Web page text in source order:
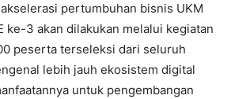
pertumbuhan bisnis UKM
ke-3 akan dilakukan melalui kegiatan
peserta terseleksi dari seluruh
lebih jauh ekosistem digital
untuk pengembangan